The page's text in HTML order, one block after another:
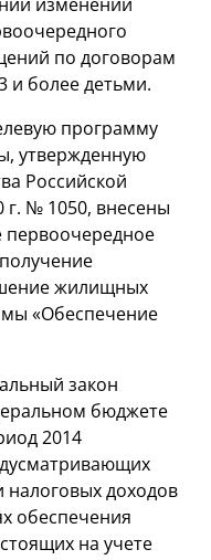
по договорам
и более детьми.
программу
утвержденную
Российской
г. № 1050, внесены
первоочередное
жилищных
«Обеспечение
закон
бюджете
2014
налоговых доходов
обеспечения
на учете